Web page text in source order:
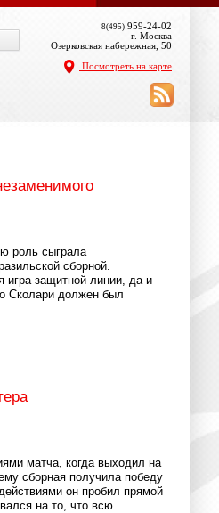
8(495) 959-24-02
г. Москва
Озерковская набережная, 50
Посмотреть на карте
роль сыграла
сборной.
игра защитной линии, да и
Сколари должен был
матча, когда выходил на
сборная получила победу
он пробил прямой
на то, что всю...